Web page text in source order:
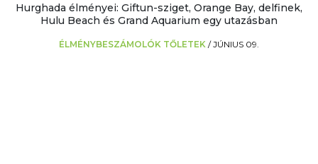
Hurghada élményei: Giftun-sziget, Orange Bay, delfinek,
Hulu Beach és Grand Aquarium egy utazásban
ÉLMÉNYBESZÁMOLÓK TŐLETEK /JÚNIUS 09.